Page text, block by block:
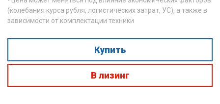
(колебания курса рубля, логистических затрат, УС), а также в
зависимости от комплектации техники
Купить
В лизинг